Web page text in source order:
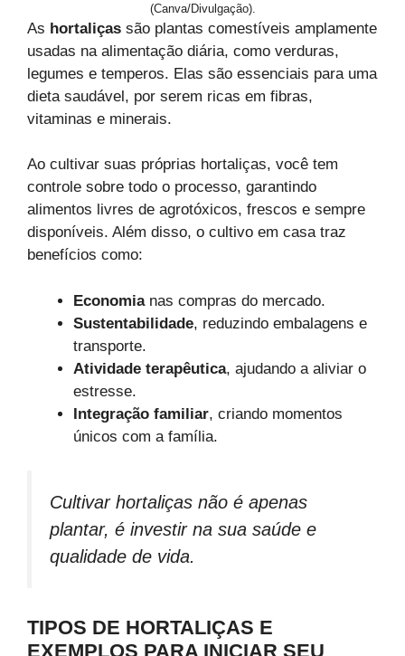
(Canva/Divulgação).
As hortaliças são plantas comestíveis amplamente
usadas na alimentação diária, como verduras,
legumes e temperos. Elas são essenciais para uma
dieta saudável, por serem ricas em fibras,
vitaminas e minerais.
Ao cultivar suas próprias hortaliças, você tem
controle sobre todo o processo, garantindo
alimentos livres de agrotóxicos, frescos e sempre
disponíveis. Além disso, o cultivo em casa traz
benefícios como:
Economianas compras do mercado.
Sustentabilidade, reduzindo embalagens e
transporte.
Atividade terapêutica, ajudando a aliviar o
estresse.
Integração familiar, criando momentos
únicos com a família.
Cultivar hortaliças não é apenas
plantar, é investir na sua saúde e
qualidade de vida.
TIPOS DE HORTALIÇAS E
EXEMPLOS PARA INICIAR SEU